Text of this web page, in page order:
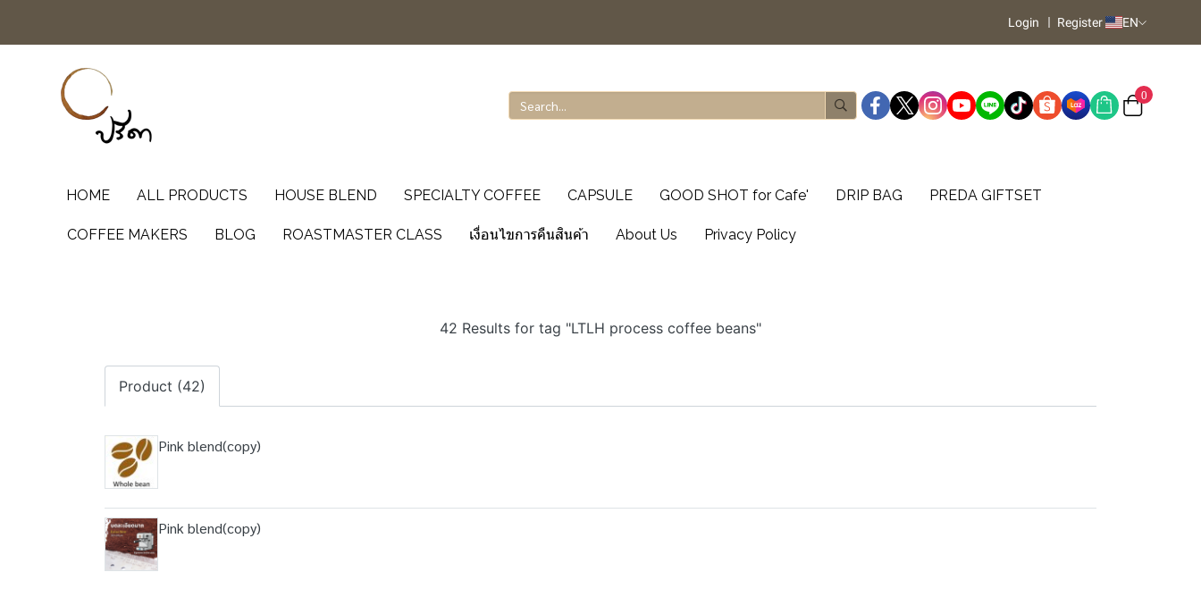
Login Register EN
0
HOME ALL PRODUCTS HOUSE BLEND SPECIALTY COFFEE CAPSULE GOOD SHOT for Cafe' DRIP BAG PREDA GIFTSET
COFFEE MAKERS BLOG ROASTMASTER CLASS เงื่อนไขการคืนสินค้า About Us Privacy Policy
42 Results for tag "LTLH process coffee beans"
Product (42)
Pink blend(copy)
Pink blend(copy)